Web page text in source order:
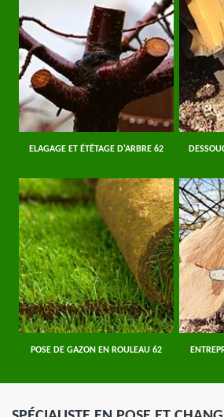
ELAGAGE ET ÉTÊTAGE D'ARBRE 62
POSE DE GAZON EN ROULEAU 62